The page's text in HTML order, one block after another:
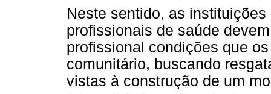
Neste sentido, as
profissionais de saúde
profissional condições que
comunitário, buscando
vistas à construção de um